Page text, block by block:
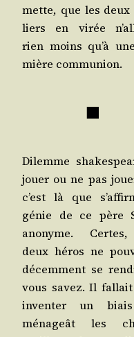
mette, que les
liers en virée
rien moins qu’à
mière communion.
■
Dilemme
jouer ou ne pas
c’est là que
génie de ce père
ano­nyme.
deux héros ne
décem­ment se
vous savez. Il
inven­ter un
ména­geât les